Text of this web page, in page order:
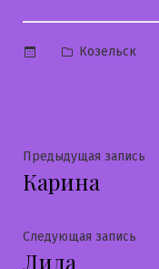
Опубликовано
Козельск
Навигация
по
записям
Предыдущая запись
Карина
Следующая запись
Лида